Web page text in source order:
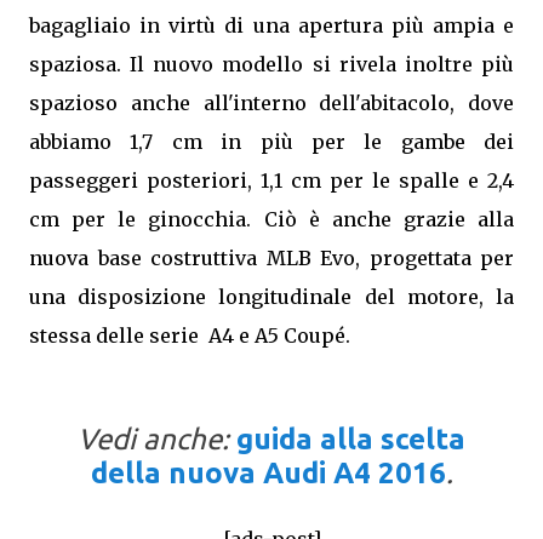
bagagliaio in virtù di una apertura più ampia e
spaziosa. Il nuovo modello si rivela inoltre più
spazioso anche all'interno dell'abitacolo, dove
abbiamo 1,7 cm in più per le gambe dei
passeggeri posteriori, 1,1 cm per le spalle e 2,4
cm per le ginocchia. Ciò è anche grazie alla
nuova base costruttiva MLB Evo, progettata per
una disposizione longitudinale del motore, la
stessa delle serie A4 e A5 Coupé.
Vedi anche:guida alla scelta
della nuova Audi A4 2016.